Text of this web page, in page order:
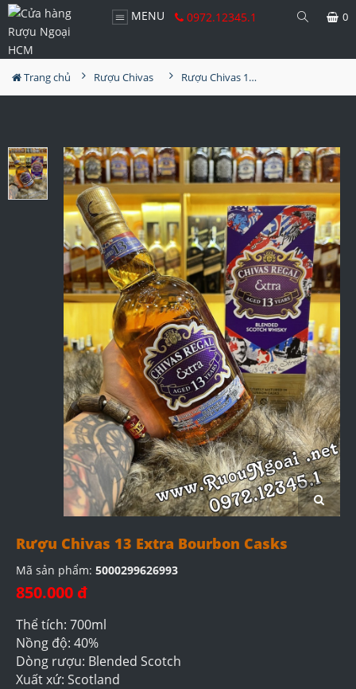
MENU 0972.12345.1 0
Trang chủ Rượu Chivas Rượu Chivas 13 Extra Bourbon Casks
Rượu Chivas 13 Extra Bourbon Casks
Mã sản phẩm: 5000299626993
850.000 đ
Thể tích: 700ml
Nồng độ: 40%
Dòng rượu: Blended Scotch
Xuất xứ: Scotland